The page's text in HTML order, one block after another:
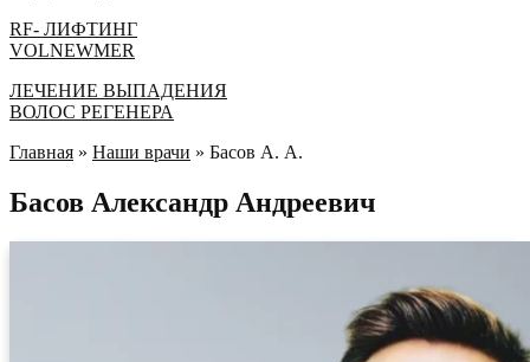
RF- ЛИФТИНГ
VOLNEWMER
ЛEЧЕНИЕ ВЫПАДЕНИЯ
ВОЛОС РЕГЕНЕРА
Главная » Наши врачи » Басов А. А.
Басов Александр Андреевич